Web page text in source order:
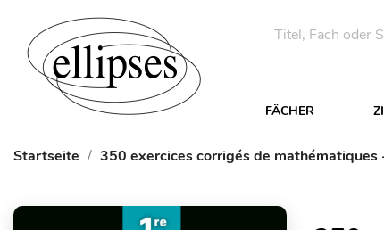
FÄCHER
Startseite 350 exercices corrigés de